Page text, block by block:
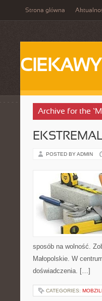
Strona główna
Archive for the
POSTED BY ADMIN
sposób na wolność.
Małopolskie. W
doświadczenia. […]
CATEGORIES: